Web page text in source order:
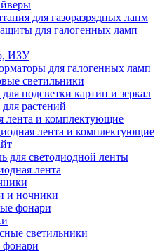
для газоразрядных лапм
для галогенных ламп
ИЗУ
для галогенных ламп
светильники
подсветки картин и зеркал
растений
лента и комплектующие
лента и комплектующие
для светодиодной ленты
лента
и ночники
фонари
светильники